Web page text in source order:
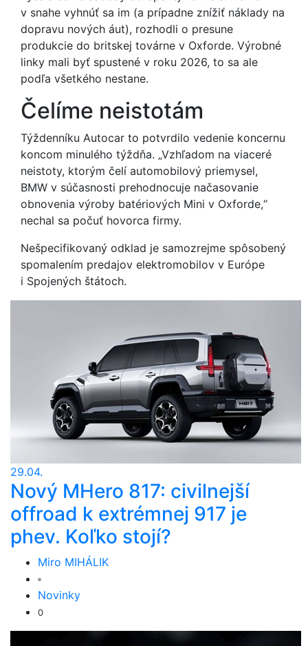
v snahe vyhnúť sa im (a prípadne znížiť náklady na
dopravu nových áut), rozhodli o presune
produkcie do britskej továrne v Oxforde. Výrobné
linky mali byť spustené v roku 2026, to sa ale
podľa všetkého nestane.
Čelíme neistotám
Týždenníku Autocar to potvrdilo vedenie koncernu
koncom minulého týždňa. „Vzhľadom na viaceré
neistoty, ktorým čelí automobilový priemysel,
BMW v súčasnosti prehodnocuje načasovanie
obnovenia výroby batériových Mini v Oxforde,“
nechal sa počuť hovorca firmy.
Nešpecifikovaný odklad je samozrejme spôsobený
spomalením predajov elektromobilov v Európe
i Spojených štátoch.
29.04.
Nový MHero 817: civilnejší
offroad k extrémnej 917 je
phev. Koľko stojí?
Miro MIHÁLIK
Novinky
0